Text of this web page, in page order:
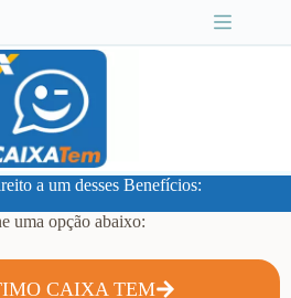
a um desses Benefícios:
uma opção abaixo:
CAIXA TEM